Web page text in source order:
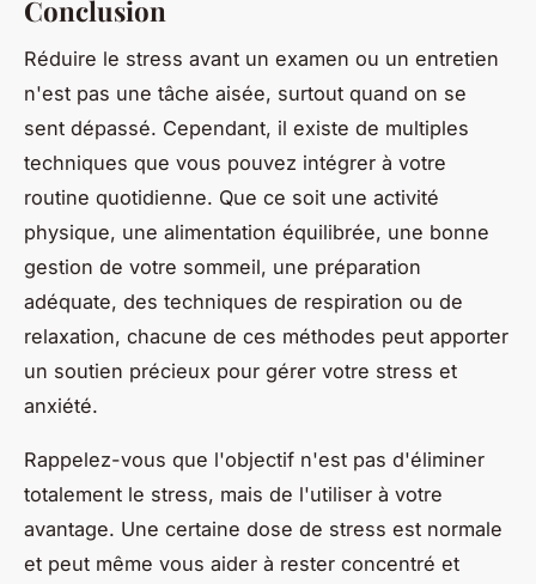
Conclusion
Réduire le stress avant un examen ou un entretien
n'est pas une tâche aisée, surtout quand on se
sent dépassé. Cependant, il existe de multiples
techniques que vous pouvez intégrer à votre
routine quotidienne. Que ce soit une activité
physique, une alimentation équilibrée, une bonne
gestion de votre sommeil, une préparation
adéquate, des techniques de respiration ou de
relaxation, chacune de ces méthodes peut apporter
un soutien précieux pour gérer votre stress et
anxiété.
Rappelez-vous que l'objectif n'est pas d'éliminer
totalement le stress, mais de l'utiliser à votre
avantage. Une certaine dose de stress est normale
et peut même vous aider à rester concentré et